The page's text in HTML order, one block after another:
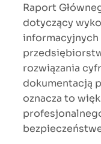
Raport
dotyczący
informacyjnych
rozwiązania
dokumentacją
oznacza to